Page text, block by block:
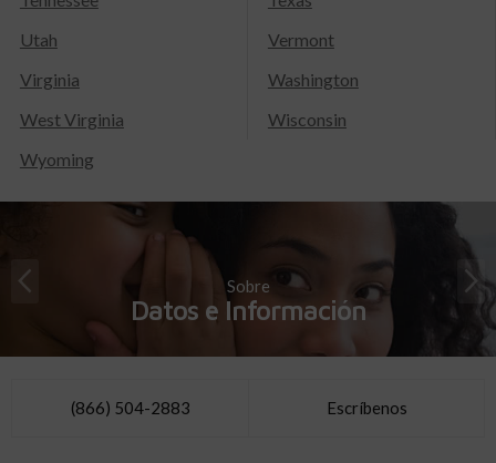
Utah
Vermont
Virginia
Washington
West Virginia
Wisconsin
Wyoming
Sobre
Datos e Información
(866) 504-2883 Escríbenos